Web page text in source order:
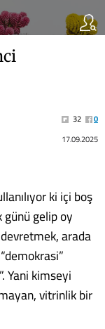
32
0
17.09.2025
ki içi boş
gelip oy
arada
Yani kimseyi
vitrinlik bir